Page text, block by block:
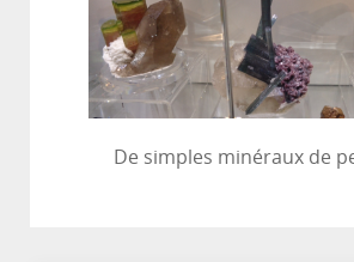
De simples minéraux de